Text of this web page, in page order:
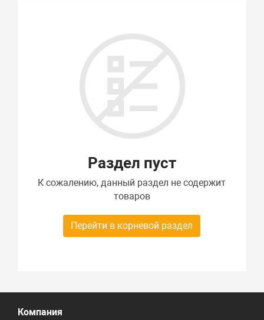
Раздел пуст
К сожалению, данный раздел не содержит
товаров
Перейти в корневой раздел
Компания